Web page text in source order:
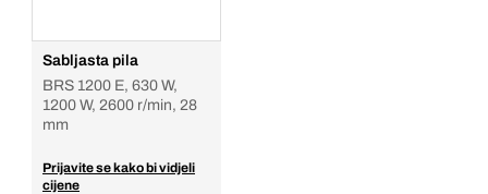
Sabljasta pila
BRS 1200 E, 630 W,
1200 W, 2600 r/min, 28
mm
Prijavite se kako bi vidjeli
cijene